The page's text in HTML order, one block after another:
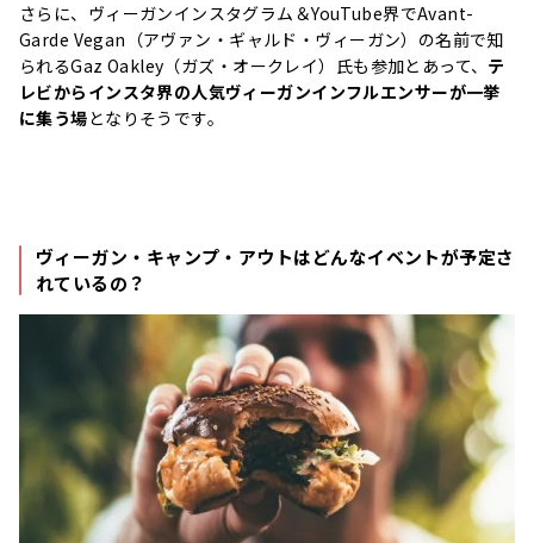
さらに、ヴィーガンインスタグラム＆YouTube界でAvant-
Garde Vegan（アヴァン・ギャルド・ヴィーガン）の名前で知
られるGaz Oakley（ガズ・オークレイ）氏も参加とあって、 テ
レビからインスタ界の人気ヴィーガンインフルエンサーが一挙
に集う場となりそうです。
ヴィーガン・キャンプ・アウトはどんなイベントが予定さ
れているの？